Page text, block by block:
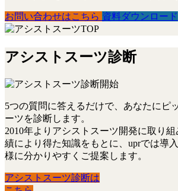
お問い合わせはこちら 資料ダウンロード
アシストスーツ診断
5つの質問に答えるだけで、あなたにピ
ーツを診断します。
2010年よりアシストスーツ開発に取り
績により得た知識をもとに、uprでは導
様に分かりやすくご提案します。
アシストスーツ診断は